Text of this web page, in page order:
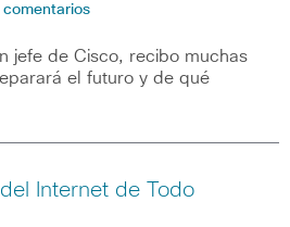
comentarios
jefe de Cisco, recibo muchas
el futuro y de qué
Internet de Todo